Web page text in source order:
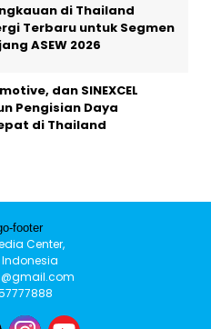
di Thailand
Terbaru untuk Segmen
ASEW 2026
dan SINEXCEL
Pengisian Daya
di Thailand
Center,